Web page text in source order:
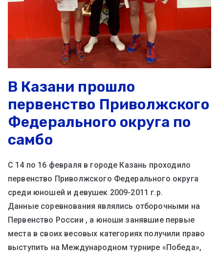
В Казани прошло
первенство Приволжского
Федерального округа по
самбо
С 14 по 16 февраля в городе Казань проходило
первенство Приволжского Федерального округа
среди юношей и девушек 2009-2011 г.р.
Данные соревнования являлись отборочными на
Первенство России , а юноши занявшие первые
места в своих весовых категориях получили право
выступить на Международном турнире «Победа»,